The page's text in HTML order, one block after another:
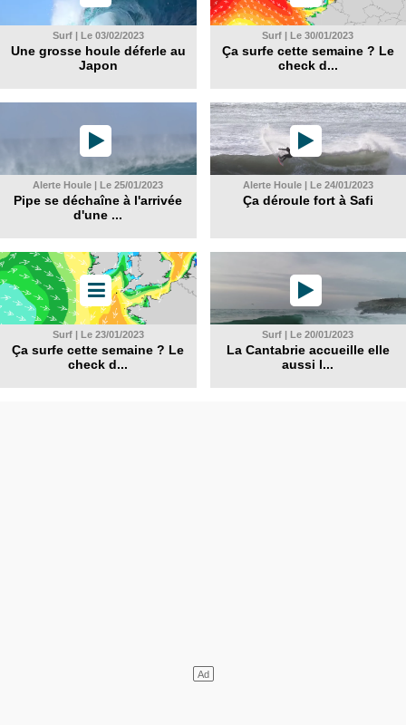
Surf | Le 03/02/2023
Une grosse houle déferle au
Japon
Surf | Le 30/01/2023
Ça surfe cette semaine ? Le
check d...
Alerte Houle | Le 25/01/2023
Pipe se déchaîne à l'arrivée
d'une ...
Alerte Houle | Le 24/01/2023
Ça déroule fort à Safi
Surf | Le 23/01/2023
Ça surfe cette semaine ? Le
check d...
Surf | Le 20/01/2023
La Cantabrie accueille elle
aussi l...